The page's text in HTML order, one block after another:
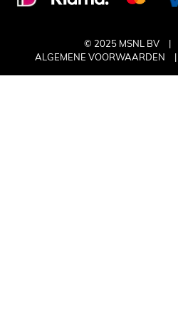
© 2025 MSNL BV
ALGEMENE VOORWAARDEN